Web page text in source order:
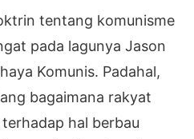
tentang komunisme
pada lagunya Jason
Komunis. Padahal,
bagaimana rakyat
hal berbau